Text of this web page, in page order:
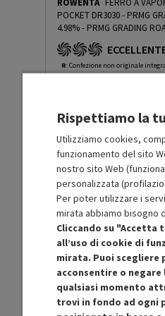
Avvolgicavo
Altre descrizioni
Peso netto del prodotto
ROWENTA FERRO A
POCKET DR3030 - PRMG
4.98%- PRMG GRADING
R: Confezione non originale integra
O: Accessori principali presenti
Prodotto Nuovo
Ricondizionato 37.52a
In Promozione
Aggiungi al
SCONTO
Approfitta dello sconto
Rispettiamo la
Utilizziamo cookies,
funzionamento del sito
nostro sito Web
personalizzata
Per poter utilizzare i
mirata abbiamo bisogno
Cliccando su
all’uso di cookie di
mirata. Puoi scegliere
acconsentire o negare
qualsiasi momento
trovi in fondo ad ogni